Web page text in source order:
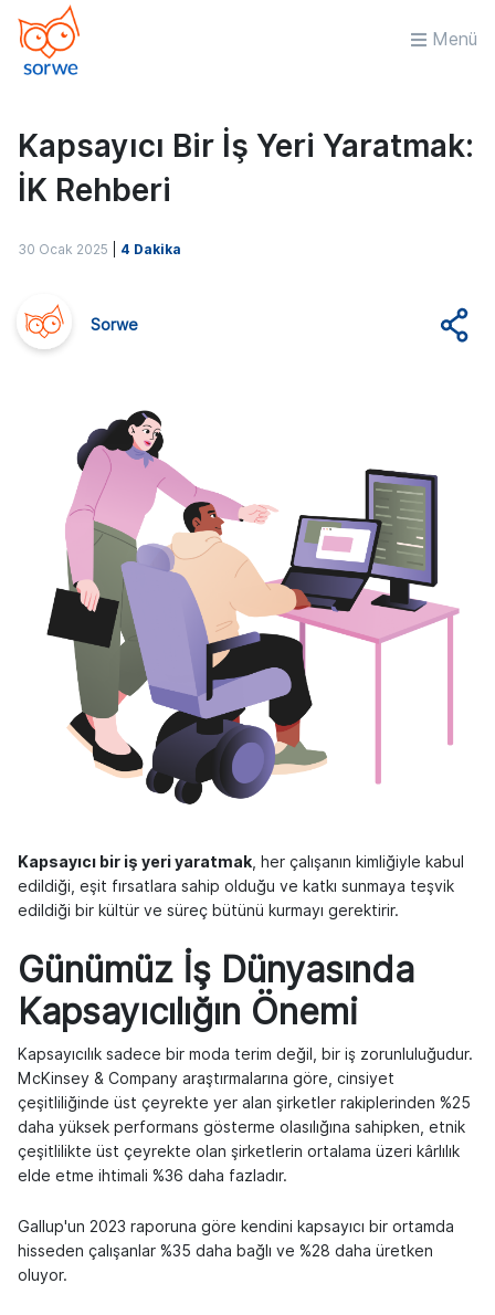
Menü
Kapsayıcı Bir İş Yeri Yaratmak:
İK Rehberi
30 Ocak 2025 4 Dakika
Sorwe
Kapsayıcı bir iş yeri yaratmak , her çalışanın kimliğiyle kabul
edildiği, eşit fırsatlara sahip olduğu ve katkı sunmaya teşvik
edildiği bir kültür ve süreç bütünü kurmayı gerektirir.
Günümüz İş Dünyasında
Kapsayıcılığın Önemi
Kapsayıcılık sadece bir moda terim değil, bir iş zorunluluğudur.
McKinsey & Company araştırmalarına göre, cinsiyet
çeşitliliğinde üst çeyrekte yer alan şirketler rakiplerinden %25
daha yüksek performans gösterme olasılığına sahipken, etnik
çeşitlilikte üst çeyrekte olan şirketlerin ortalama üzeri kârlılık
elde etme ihtimali %36 daha fazladır.
Gallup'un 2023 raporuna göre kendini kapsayıcı bir ortamda
hisseden çalışanlar %35 daha bağlı ve %28 daha üretken
oluyor.